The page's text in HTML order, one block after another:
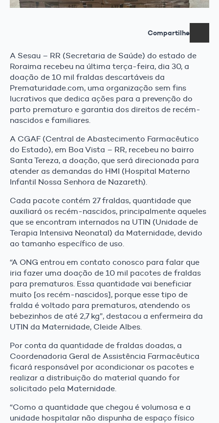
Compartilhe
A Sesau – RR (Secretaria de Saúde) do estado de
Roraima recebeu na última terça-feira, dia 30, a
doação de 10 mil fraldas descartáveis da
Prematuridade.com, uma organização sem fins
lucrativos que dedica ações para a prevenção do
parto prematuro e garantia dos direitos de recém-
nascidos e familiares.
A CGAF (Central de Abastecimento Farmacêutico
do Estado), em Boa Vista – RR, recebeu no bairro
Santa Tereza, a doação, que será direcionada para
atender as demandas do HMI (Hospital Materno
Infantil Nossa Senhora de Nazareth).
Cada pacote contém 27 fraldas, quantidade que
auxiliará os recém-nascidos, principalmente aqueles
que se encontram internados na UTIN (Unidade de
Terapia Intensiva Neonatal) da Maternidade, devido
ao tamanho específico de uso.
“A ONG entrou em contato conosco para falar que
iria fazer uma doação de 10 mil pacotes de fraldas
para prematuros. Essa quantidade vai beneficiar
muito [os recém-nascidos], porque esse tipo de
fralda é voltado para prematuros, atendendo os
bebezinhos de até 2,7 kg”, destacou a enfermeira da
UTIN da Maternidade, Cleide Albes.
Por conta da quantidade de fraldas doadas, a
Coordenadoria Geral de Assistência Farmacêutica
ficará responsável por acondicionar os pacotes e
realizar a distribuição do material quando for
solicitado pela Maternidade.
“Como a quantidade que chegou é volumosa e a
unidade hospitalar não dispunha de espaço físico